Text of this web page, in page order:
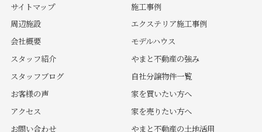
サイトマップ
周辺施設
会社概要
スタッフ紹介
スタッフブログ
お客様の声
アクセス
お問い合わせ
施工事例
エクステリア施工事例
モデルハウス
やまと不動産の強み
自社分譲物件一覧
家を買いたい方へ
家を売りたい方へ
やまと不動産の土地活用